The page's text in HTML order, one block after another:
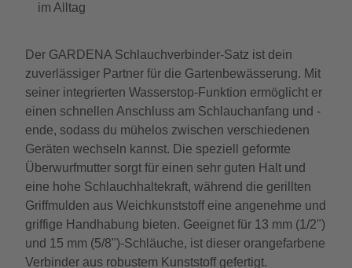
im Alltag
Der GARDENA Schlauchverbinder-Satz ist dein
zuverlässiger Partner für die Gartenbewässerung. Mit
seiner integrierten Wasserstop-Funktion ermöglicht er
einen schnellen Anschluss am Schlauchanfang und -
ende, sodass du mühelos zwischen verschiedenen
Geräten wechseln kannst. Die speziell geformte
Überwurfmutter sorgt für einen sehr guten Halt und
eine hohe Schlauchhaltekraft, während die gerillten
Griffmulden aus Weichkunststoff eine angenehme und
griffige Handhabung bieten. Geeignet für 13 mm (1/2")
und 15 mm (5/8")-Schläuche, ist dieser orangefarbene
Verbinder aus robustem Kunststoff gefertigt.